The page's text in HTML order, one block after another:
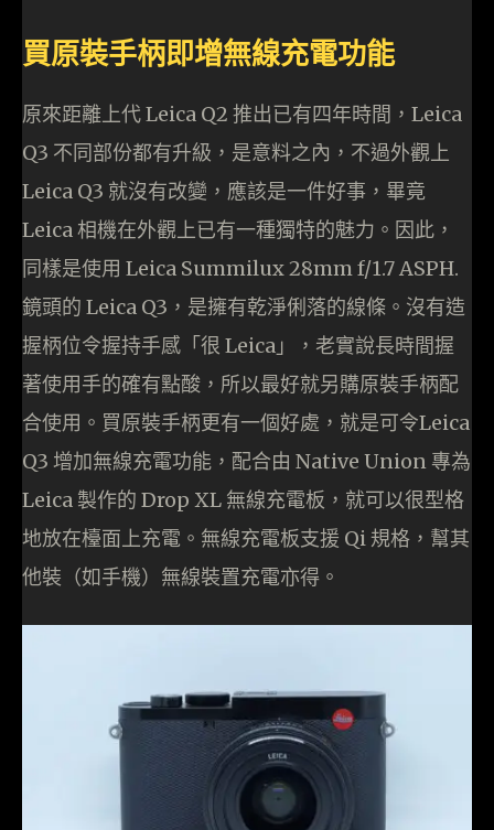
買原裝手柄即增無線充電功能
原來距離上代 Leica Q2 推出已有四年時間，Leica
Q3 不同部份都有升級，是意料之內，不過外觀上
Leica Q3 就沒有改變，應該是一件好事，畢竟
Leica 相機在外觀上已有一種獨特的魅力。因此，
同樣是使用 Leica Summilux 28mm f/1.7 ASPH.
鏡頭的 Leica Q3，是擁有乾淨俐落的線條。沒有造
握柄位令握持手感「很 Leica」，老實說長時間握
著使用手的確有點酸，所以最好就另購原裝手柄配
合使用。買原裝手柄更有一個好處，就是可令Leica
Q3 增加無線充電功能，配合由 Native Union 專為
Leica 製作的 Drop XL 無線充電板，就可以很型格
地放在檯面上充電。無線充電板支援 Qi 規格，幫其
他裝（如手機）無線裝置充電亦得。